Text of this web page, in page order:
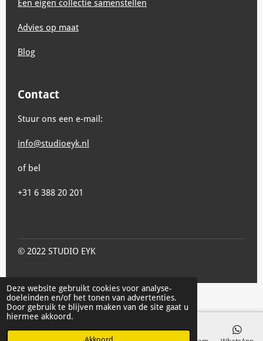
Deze website gebruikt cookies voor analyse-
doeleinden en/of het tonen van advertenties.
Door gebruik te blijven maken van de site gaat u
hiermee akkoord.
Een eigen collectie samenstellen
Advies op maat
Blog
Contact
Stuur ons een e-mail:
info@studioeyk.nl
of bel
+31 6 388 20 201
© 2022 STUDIO EYK